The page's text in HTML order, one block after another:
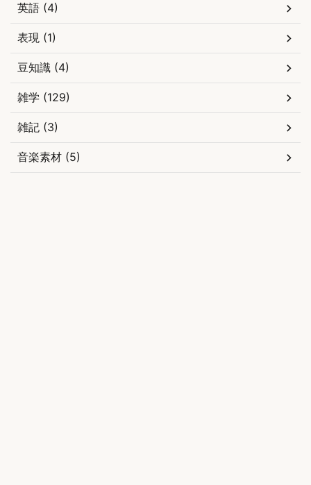
英語 (4)
表現 (1)
豆知識 (4)
雑学 (129)
雑記 (3)
音楽素材 (5)